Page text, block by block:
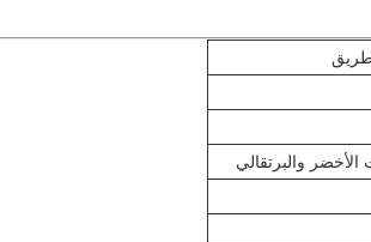
الأخضر والبرتقالي